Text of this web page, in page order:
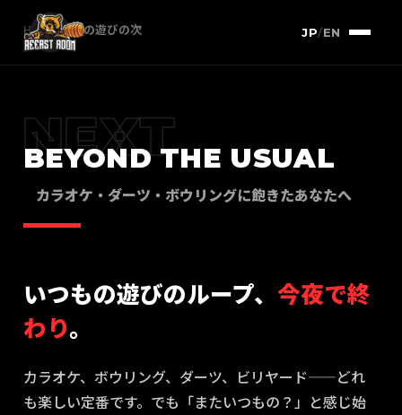
JP/EN
HOME/定番の遊びの次
NEXT
BEYOND THE USUAL
カラオケ・ダーツ・ボウリングに飽きたあなたへ
いつもの遊びのループ、 今夜で終
わり。
カラオケ、ボウリング、ダーツ、ビリヤード——どれ
も楽しい定番です。でも「またいつもの？」と感じ始